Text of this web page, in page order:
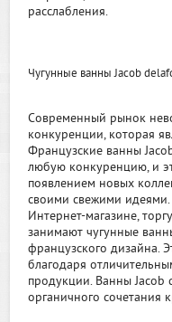
расслабления.
Чугунные ванны Jacob
Современный рынок
конкуренции, которая
Французские ванны
любую конкуренцию, и
появлением новых
своими свежими идеями.
Интернет-магазине,
занимают чугунные
французского дизайна.
благодаря
продукции. Ванны
органичного сочетания